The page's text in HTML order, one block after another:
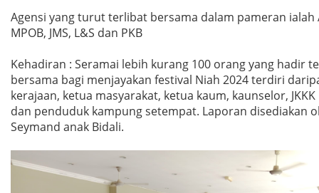
Agensi yang turut terlibat bersama dalam pameran ialah
MPOB, JMS, L&S dan PKB
Kehadiran : Seramai lebih kurang 100 orang yang hadir
bersama bagi menjayakan festival Niah 2024 terdiri
kerajaan, ketua masyarakat, ketua kaum, kaunselor,
dan penduduk kampung setempat. Laporan disediakan
Seymand anak Bidali.